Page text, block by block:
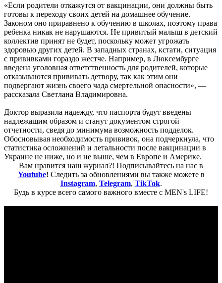
«Если родители откажутся от вакцинации, они должны быть
готовы к переходу своих детей на домашнее обучение.
Законом оно приравнено к обучению в школах, поэтому права
ребенка никак не нарушаются. Не привитый малыш в детский
коллектив принят не будет, поскольку может угрожать
здоровью других детей. В западных странах, кстати, ситуация
с прививками гораздо жестче. Например, в Люксембурге
введена уголовная ответственность для родителей, которые
отказываются прививать детвору, так как этим они
подвергают жизнь своего чада смертельной опасности», —
рассказала Светлана Владимировна.
Доктор выразила надежду, что паспорта будут введены
надлежащим образом и станут документом строгой
отчетности, сведя до минимума возможность подделок.
Обосновывая необходимость прививок, она подчеркнула, что
статистика осложнений и летальности после вакцинации в
Украине не ниже, но и не выше, чем в Европе и Америке.
Вам нравится наш журнал?! Подписывайтесь на нас в
Youtube! Следить за обновлениями вы также можете в
Instagram, Telegram, TikTok.
Будь в курсе всего самого важного вместе с MEN's LIFE!